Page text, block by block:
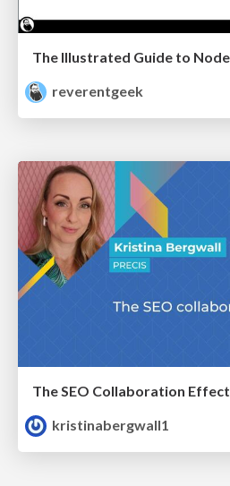
reverentgeek
The SEO Collaboration Effect
kristinabergwall1